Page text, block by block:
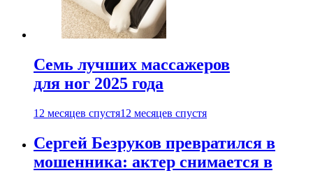
Семь лучших массажеров
для ног 2025 года
12 месяцев спустя12 месяцев спустя
Сергей Безруков превратился в
мошенника: актер снимается в